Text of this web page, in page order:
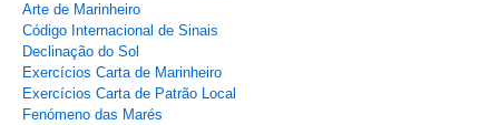
Arte de Marinheiro
Código Internacional de Sinais
Declinação do Sol
Exercícios Carta de Marinheiro
Exercícios Carta de Patrão Local
Fenómeno das Marés